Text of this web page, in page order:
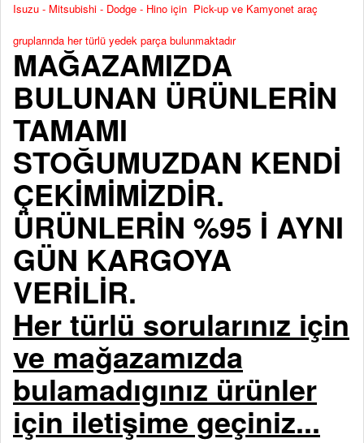
Isuzu - Mitsubishi - Dodge - Hino için Pick-up ve Kamyonet araç
gruplarında her türlü yedek parça bulunmaktadır
MAĞAZAMIZDA
BULUNAN ÜRÜNLERİN
TAMAMI
STOĞUMUZDAN KENDİ
ÇEKİMİMİZDİR.
ÜRÜNLERİN %95 İ AYNI
GÜN KARGOYA
VERİLİR.
Her türlü sorularınız için
ve mağazamızda
bulamadıgınız ürünler
için iletişime geçiniz...